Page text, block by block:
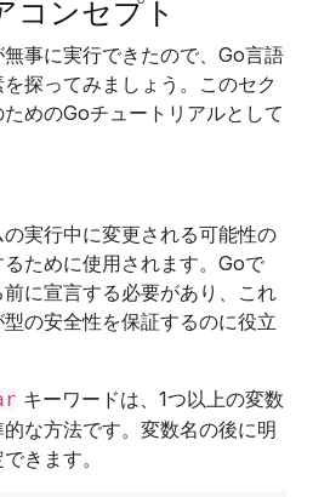
コンセプト
事に実行できたので、Go言語
探ってみましょう。このセク
めのGoチュートリアルとして
実行中に変更される可能性の
ために使用されます。Goで
に宣言する必要があり、これ
の安全性を保証するのに役立
キーワードは、1つ以上の変数
な方法です。変数名の後に明
きます。